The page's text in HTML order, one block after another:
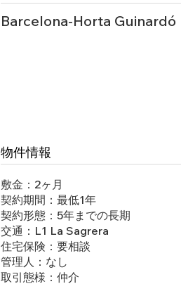
Barcelona-Horta Guinardó
物件情報
敷金：2ヶ月
契約期間：最低1年
契約形態：5年までの長期
交通：L1 La Sagrera
住宅保険：要相談
管理人：なし
取引態様：仲介